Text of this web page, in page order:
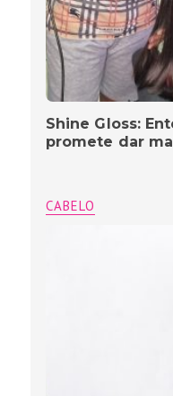
Shine Gloss:
promete dar
CABELO